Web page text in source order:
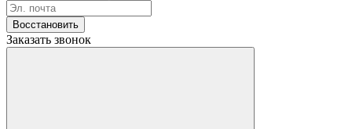
Восстановить
Заказать звонок